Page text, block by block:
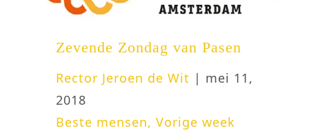
Zevende Zondag van Pasen
Rector Jeroen de Wit | mei 11,
2018
Beste mensen, Vorige week